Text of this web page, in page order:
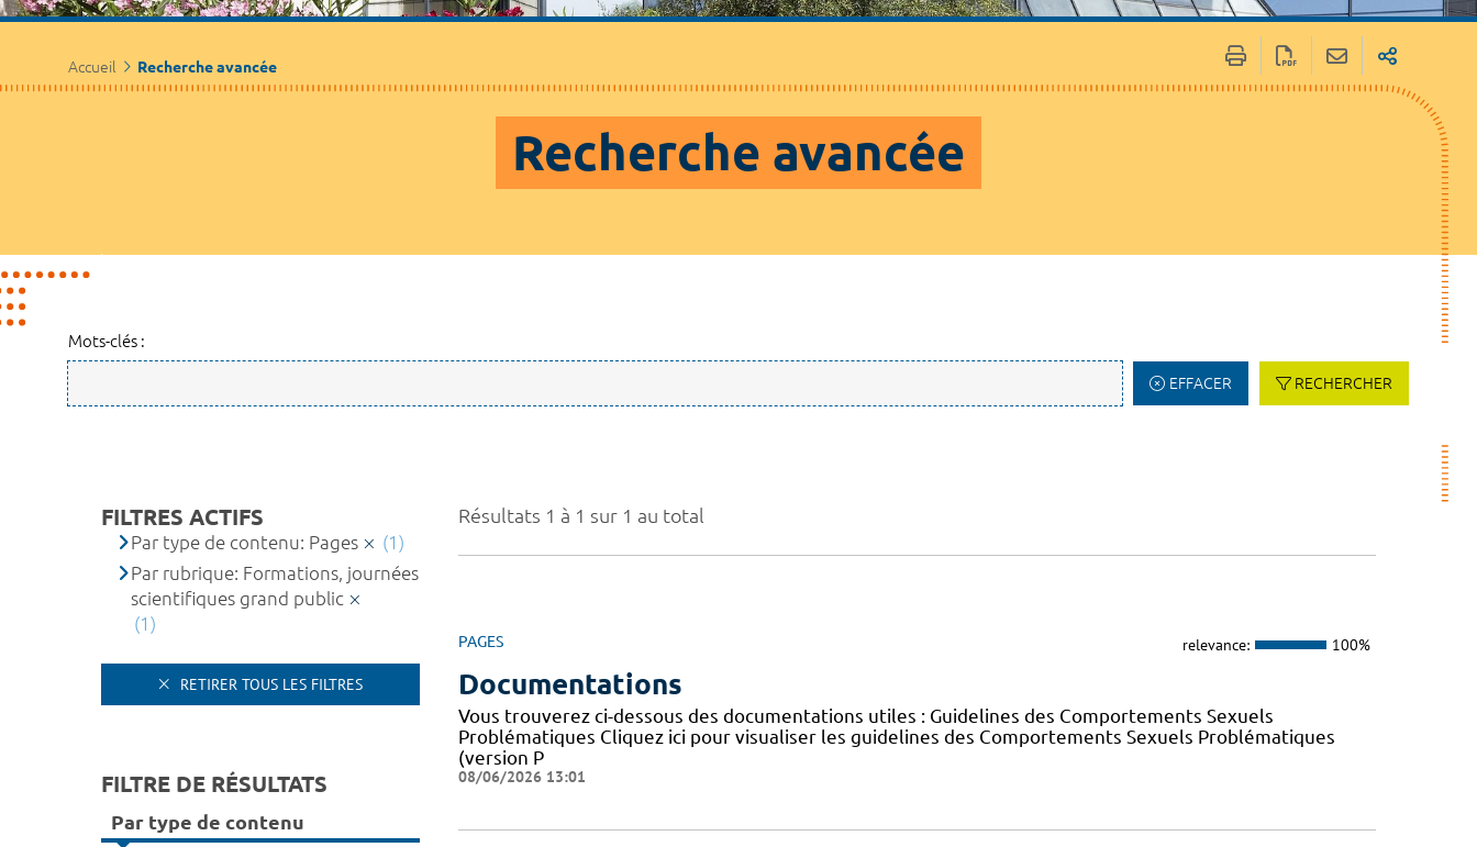
Accueil Recherche avancée
Recherche avancée
Mots-clés :
EFFACER RECHERCHER
Résultats 1 à 1 sur 1 au total
PAGES relevance: 100%
Documentations
Vous trouverez ci-dessous des documentations utiles : Guidelines des Comportements Sexuels
Problématiques Cliquez ici pour visualiser les guidelines des Comportements Sexuels Problématiques
(version P
08/06/2026 13:01
FILTRES ACTIFS
Par type de contenu: Pages
(1)
Par rubrique: Formations, journées
scientifiques grand public
(1)
RETIRER TOUS LES FILTRES
FILTRE DE RÉSULTATS
Par type de contenu